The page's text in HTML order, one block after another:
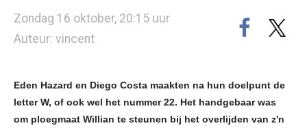
Zondag 16 oktober, 20:15 uur
Auteur: vincent
Eden Hazard en Diego Costa maakten na hun doelpunt de
letter W, of ook wel het nummer 22. Het handgebaar was
om ploegmaat Willian te steunen bij het overlijden van z'n